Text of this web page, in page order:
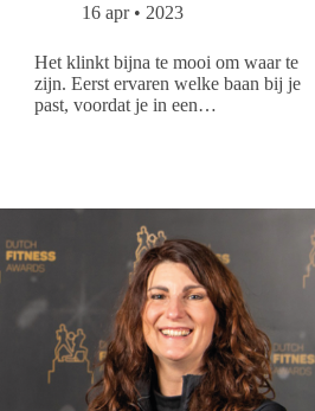
16 apr • 2023
Het klinkt bijna te mooi om waar te
zijn. Eerst ervaren welke baan bij je
past, voordat je in een…